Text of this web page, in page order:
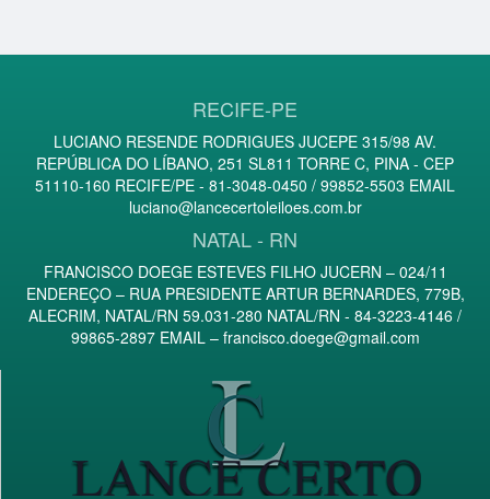
RECIFE-PE
LUCIANO RESENDE RODRIGUES JUCEPE 315/98 AV.
REPÚBLICA DO LÍBANO, 251 SL811 TORRE C, PINA - CEP
51110-160 RECIFE/PE - 81-3048-0450 / 99852-5503 EMAIL
luciano@lancecertoleiloes.com.br
NATAL - RN
FRANCISCO DOEGE ESTEVES FILHO JUCERN – 024/11
ENDEREÇO – RUA PRESIDENTE ARTUR BERNARDES, 779B,
ALECRIM, NATAL/RN 59.031-280 NATAL/RN - 84-3223-4146 /
99865-2897 EMAIL – francisco.doege@gmail.com